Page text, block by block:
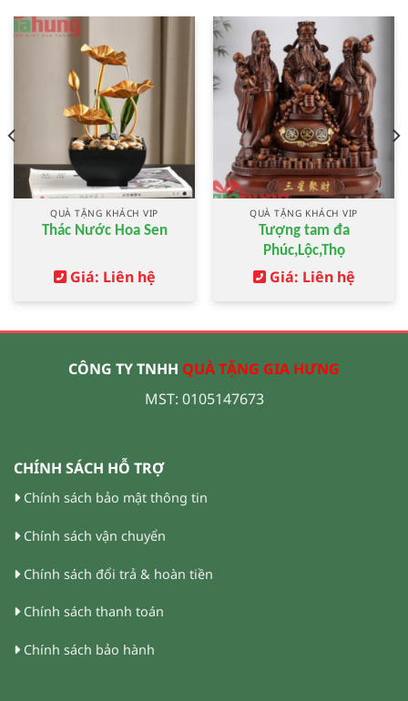
QUÀ TẶNG KHÁCH VIP
Thác Nước Hoa Sen
Giá: Liên hệ
QUÀ TẶNG KHÁCH VIP
Tượng tam đa
Phúc,Lộc,Thọ
Giá: Liên hệ
CÔNG TY TNHH QUÀ TẶNG GIA HƯNG
MST: 0105147673
CHÍNH SÁCH HỖ TRỢ
Chính sách bảo mật thông tin
Chính sách vận chuyển
Chính sách đổi trả & hoàn tiền
Chính sách thanh toán
Chính sách bảo hành